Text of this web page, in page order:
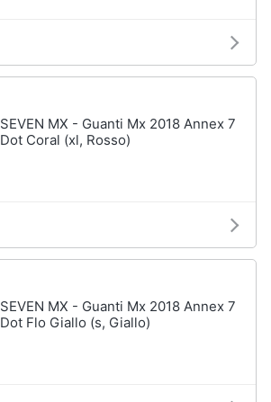
SEVEN MX - Guanti Mx 2018 Annex 7
Dot Coral (xl, Rosso)
SEVEN MX - Guanti Mx 2018 Annex 7
Dot Flo Giallo (s, Giallo)